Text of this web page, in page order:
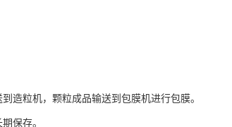
造粒机，颗粒成品输送到包膜机进行包膜。
保存。